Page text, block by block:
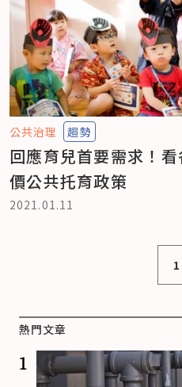
公共治理 趨勢
回應育兒首要需求！
價公共托育政策
2021.01.11
1
熱門文章
1